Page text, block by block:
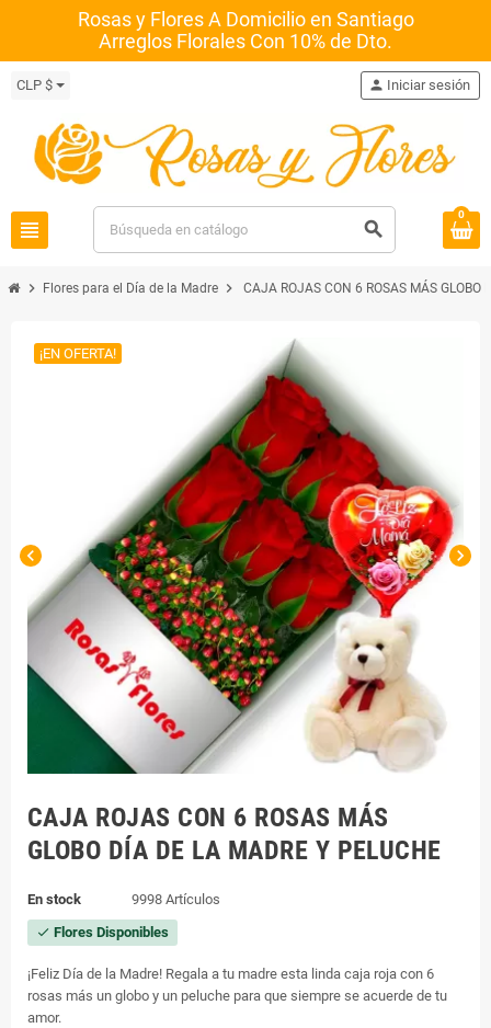
Rosas y Flores A Domicilio en Santiago
Arreglos Florales Con 10% de Dto.
CLP $
view_headline search
person Iniciar sesión
0
chevron_right Flores para el Día de la Madre chevron_right CAJA ROJAS CON 6 ROSAS MÁS GLOBO
chevron_left chevron_right
¡EN OFERTA!
CAJA ROJAS CON 6 ROSAS MÁS
GLOBO DÍA DE LA MADRE Y PELUCHE
En stock 9998 Artículos
check Flores Disponibles
¡Feliz Día de la Madre! Regala a tu madre esta linda caja roja con 6
rosas más un globo y un peluche para que siempre se acuerde de tu
amor.